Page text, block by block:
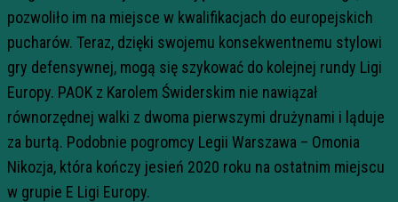
pozwoliło im na miejsce w kwalifikacjach do europejskich
pucharów. Teraz, dzięki swojemu konsekwentnemu stylowi
gry defensywnej, mogą się szykować do kolejnej rundy Ligi
Europy. PAOK z Karolem Świderskim nie nawiązał
równorzędnej walki z dwoma pierwszymi drużynami i ląduje
za burtą. Podobnie pogromcy Legii Warszawa – Omonia
Nikozja, która kończy jesień 2020 roku na ostatnim miejscu
w grupie E Ligi Europy.